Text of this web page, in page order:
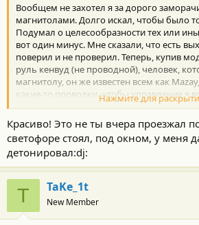
Вообщем не захотел я за дорого
магнитолами. Долго искал, чтобы было
Подумал о целесообразности тех или
вот один минус. Мне сказали, что есть
поверил и не проверил. Теперь, купив
руль кенвуд (не проводной), человек,
магнитолу, он же известен всем как
какие-то проводки, чтобы управление я
что ему большое человеческое данке.
В магнитоле можно менять цвет экрана,
просто унос!!! Ведь благодаря
штатный усилок JBL с колонками и
катушку, машина пляшет. Правда вот
пытаются найти кнопки звука на руле.
много ждать!!!
Нажмите для
Красиво! Это не ты вчера проезжал
светофоре стоял, под окном, у меня
детонировал:dj:
T TaKe_1t
New Member